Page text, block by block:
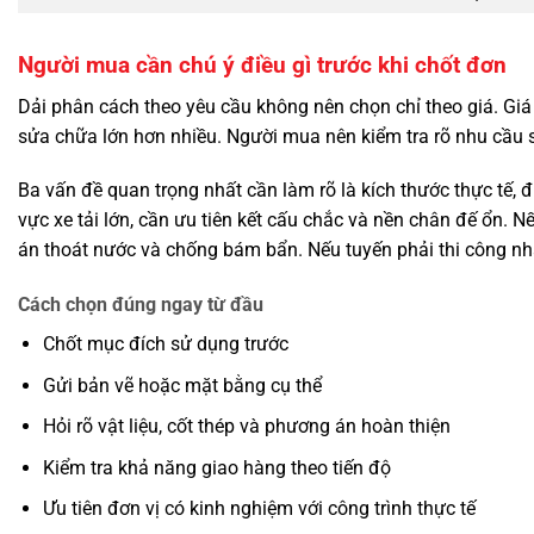
Người mua cần chú ý điều gì trước khi chốt đơn
Dải phân cách theo yêu cầu không nên chọn chỉ theo giá.
sửa chữa lớn hơn nhiều. Người mua nên kiểm tra rõ nhu
Ba vấn đề quan trọng nhất cần làm rõ là kích thước thực tế,
vực xe tải lớn, cần ưu tiên kết cấu chắc và nền chân đế ổn.
án thoát nước và chống bám bẩn. Nếu tuyến phải thi công
Cách chọn đúng ngay từ đầu
Chốt mục đích sử dụng trước
Gửi bản vẽ hoặc mặt bằng cụ thể
Hỏi rõ vật liệu, cốt thép và phương án hoàn thiện
Kiểm tra khả năng giao hàng theo tiến độ
Ưu tiên đơn vị có kinh nghiệm với công trình thực tế